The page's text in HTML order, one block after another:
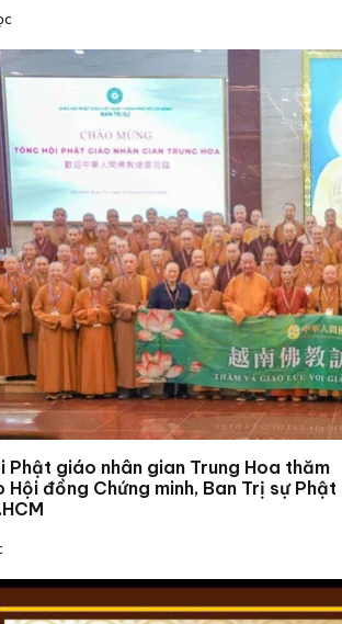
Phật giáo nhân gian Trung Hoa thăm
Hội đồng Chứng minh, Ban Trị sự Phật